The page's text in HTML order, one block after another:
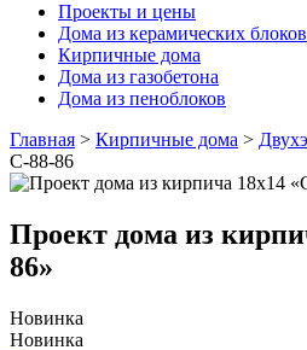
Проекты и цены
Дома из керамических блоков
Кирпичные дома
Дома из газобетона
Дома из пеноблоков
Главная > Кирпичные дома >
С-88-86
Проект дома из
86»
Новинка
Новинка